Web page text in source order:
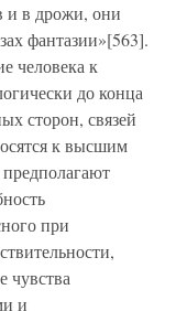
и в дрожи, они
фантазии»[563].
человека к
до конца
сторон, связей
к высшим
при
чувства
и